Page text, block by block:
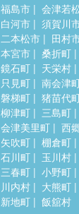
福島市 会津若
白河市
須賀川
二本松市
田村
本宮市
桑折町
鏡石町
天栄村
只見町
南会津
磐梯町
猪苗代
柳津町
三島町
会津美里町
西
矢吹町
棚倉町
石川町
玉川村
三春町
小野町
川内村
大熊町
新地町
飯舘村